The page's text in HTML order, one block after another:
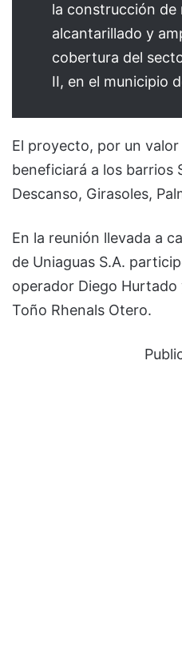
la construcción de
alcantarillado y
cobertura del
II, en el municipio
El proyecto, por un
beneficiará a los barrios
Descanso, Girasoles,
En la reunión llevada a
de Uniaguas S.A.
operador Diego
Toño Rhenals Otero.